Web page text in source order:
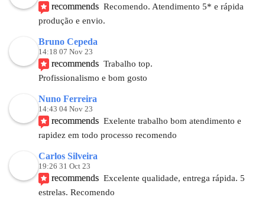
recommends Recomendo. Atendimento 5* e rápida
produção e envio.
Bruno Cepeda
14:18 07 Nov 23
recommends Trabalho top.
Profissionalismo e bom gosto
Nuno Ferreira
14:43 04 Nov 23
recommends Exelente trabalho bom atendimento e
rapidez em todo processo recomendo
Carlos Silveira
19:26 31 Oct 23
recommends Excelente qualidade, entrega rápida. 5
estrelas. Recomendo